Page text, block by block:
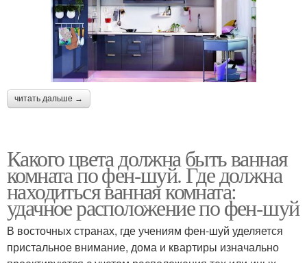
читать дальше →
Какого цвета должна быть ванная
комната по фен-шуй. Где должна
находиться ванная комната:
удачное расположение по фен-шуй
В восточных странах, где учениям фен-шуй уделяется
пристальное внимание, дома и квартиры изначально